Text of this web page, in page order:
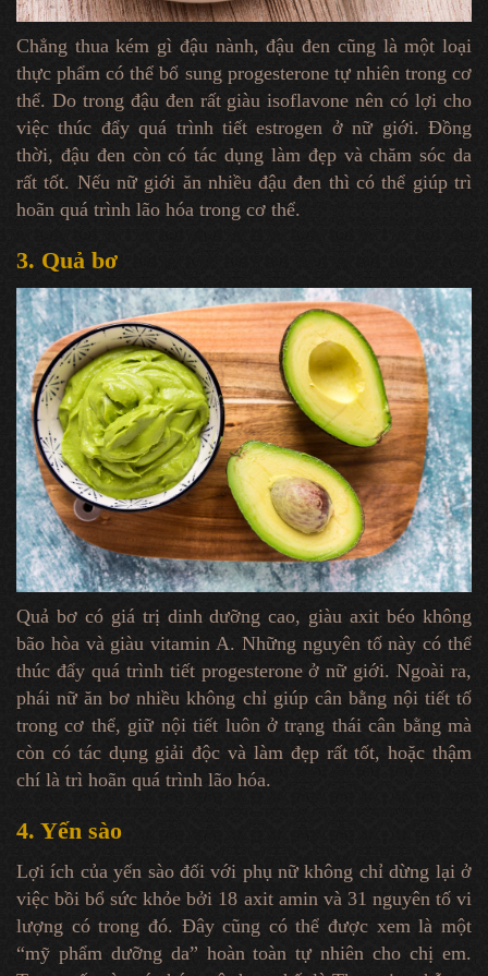
Chẳng thua kém gì đậu nành, đậu đen cũng là một loại
thực phẩm có thể bổ sung progesterone tự nhiên trong cơ
thể. Do trong đậu đen rất giàu isoflavone nên có lợi cho
việc thúc đẩy quá trình tiết estrogen ở nữ giới. Đồng
thời, đậu đen còn có tác dụng làm đẹp và chăm sóc da
rất tốt. Nếu nữ giới ăn nhiều đậu đen thì có thể giúp trì
hoãn quá trình lão hóa trong cơ thể.
3. Quả bơ
Quả bơ có giá trị dinh dưỡng cao, giàu axit béo không
bão hòa và giàu vitamin A. Những nguyên tố này có thể
thúc đẩy quá trình tiết progesteroneở nữ giới. Ngoài ra,
phái nữ ăn bơ nhiều không chỉ giúp cân bằng nội tiết tố
trong cơ thể, giữ nội tiết luôn ở trạng thái cân bằng mà
còn có tác dụng giải độc và làm đẹp rất tốt, hoặc thậm
chí là trì hoãn quá trình lão hóa.
4. Yến sào
Lợi ích của yến sào đối với phụ nữ không chỉ dừng lại ở
việc bồi bổ sức khỏe bởi 18 axit amin và 31 nguyên tố vi
lượng có trong đó. Đây cũng có thể được xem là một
“mỹ phẩm dưỡng da” hoàn toàn tự nhiên cho chị em.